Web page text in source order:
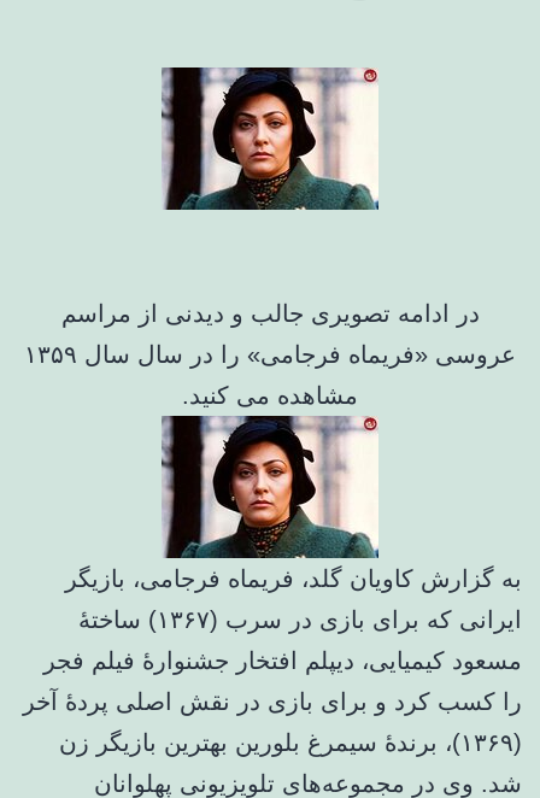
در ادامه تصویری جالب و دیدنی از مراسم
عروسی «فریماه فرجامی» را در سال سال ۱۳۵۹
مشاهده می کنید.
به گزارش کاویان گلد، فریماه فرجامی، بازیگر
ایرانی که برای بازی در سرب (۱۳۶۷) ساختهٔ
مسعود کیمیایی، دیپلم افتخار جشنوارهٔ فیلم فجر
را کسب کرد و برای بازی در نقش اصلی پردهٔ آخر
(۱۳۶۹)، برندهٔ سیمرغ بلورین بهترین بازیگر زن
شد. وی در مجموعه‌های تلویزیونی پهلوانان